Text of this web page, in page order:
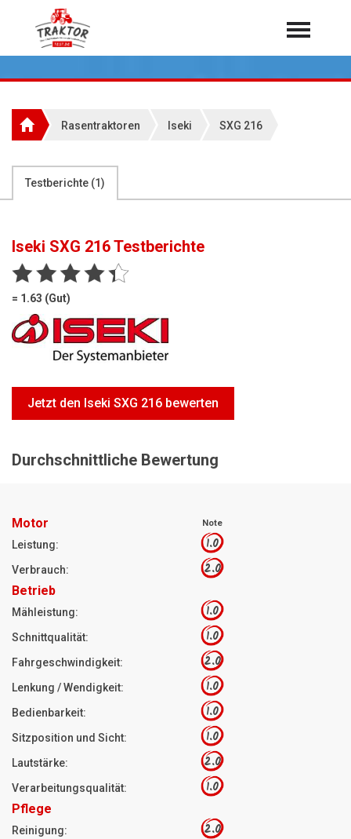
Home
Rundballenpressen
Teleskoplader
Rasentraktoren
Motorsägen
Hoflader
Freischneider
Über 7.000 Testberichte
Rasentraktoren Iseki SXG 216
Testberichte (1)
Iseki SXG 216Testberichte
= 1.63 (Gut)
Jetzt den Iseki SXG 216 bewerten
Durchschnittliche Bewertung
Motor Note
Leistung: 1.0
Verbrauch: 2.0
Betrieb
Mähleistung: 1.0
Schnittqualität: 1.0
Fahrgeschwindigkeit: 2.0
Lenkung / Wendigkeit: 1.0
Bedienbarkeit: 1.0
Sitzposition und Sicht: 1.0
Lautstärke: 2.0
Verarbeitungsqualität: 1.0
Pflege
Reinigung: 2.0